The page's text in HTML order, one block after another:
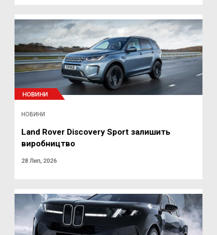
НОВИНИ
НОВИНИ
Land Rover Discovery Sport залишить
виробництво
28 Лип, 2026